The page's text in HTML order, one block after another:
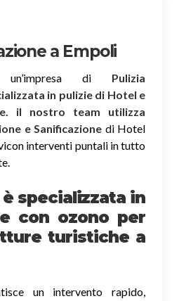
a Empoli
di Pulizia
in pulizie di Hotel e
il nostro team utilizza
e Sanificazione di Hotel
interventi puntali in tutto
specializzata in
con ozono per
turistiche a
un intervento rapido,